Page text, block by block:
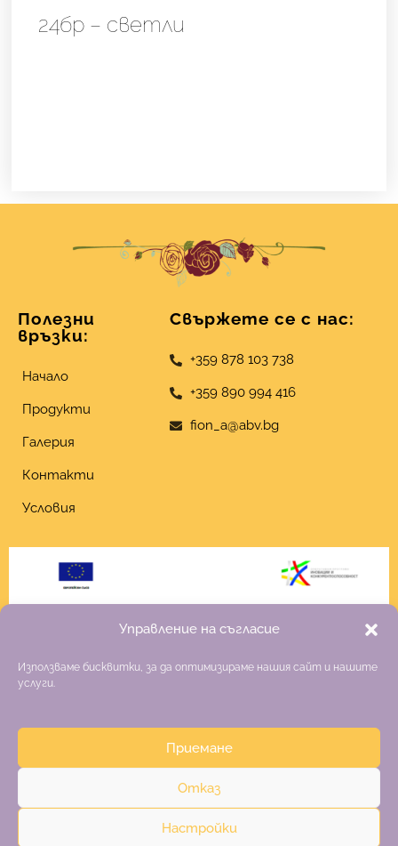
Управление на съгласие
Използваме бисквитки, за да оптимизираме нашия сайт и нашите
услуги.
Приемане
Отказ
Настройки
24бр – светли
Полезни
връзки:
Начало
Продукти
Галерия
Контакти
Условия
Свържете се с нас:
+359 878 103 738
+359 890 994 416
fion_a@abv.bg
Copyright 2026 Fiona
Изработка на онлайн магазин–websitebuilderbg.eu
Политика за поверителност